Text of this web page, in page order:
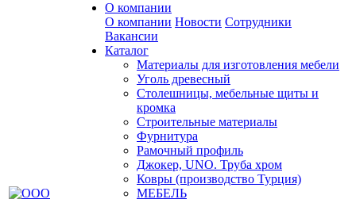
О компании
О компании Новости Сотрудники
Вакансии
Каталог
Материалы для изготовления мебели
Уголь древесный
Столешницы, мебельные щиты и
кромка
Строительные материалы
Фурнитура
Рамочный профиль
Джокер, UNO. Труба хром
Ковры (производство Турция)
МЕБЕЛЬ